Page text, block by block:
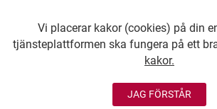
Vi placerar kakor (cookies) på din
tjänsteplattformen ska fungera på ett
kakor.
JAG FÖRSTÅR